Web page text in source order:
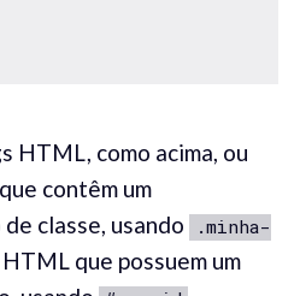
HTML, como acima, ou
contêm um
classe, usando
.minha-
que possuem um